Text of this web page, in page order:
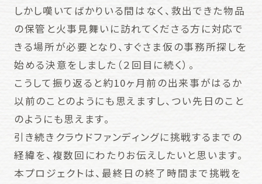
しかし嘆いてばかりいる間はなく、救出できた物品
の保管と火事見舞いに訪れてくださる方に対応で
きる場所が必要となり、すぐさま仮の事務所探しを
始める決意をしました（２回目に続く）。
こうして振り返ると約10ヶ月前の出来事がはるか
以前のことのようにも思えますし、つい先日のこと
のようにも思えます。
引き続きクラウドファンディングに挑戦するまでの
経緯を、複数回にわたりお伝えしたいと思います。
本プロジェクトは、最終日の終了時間まで挑戦を